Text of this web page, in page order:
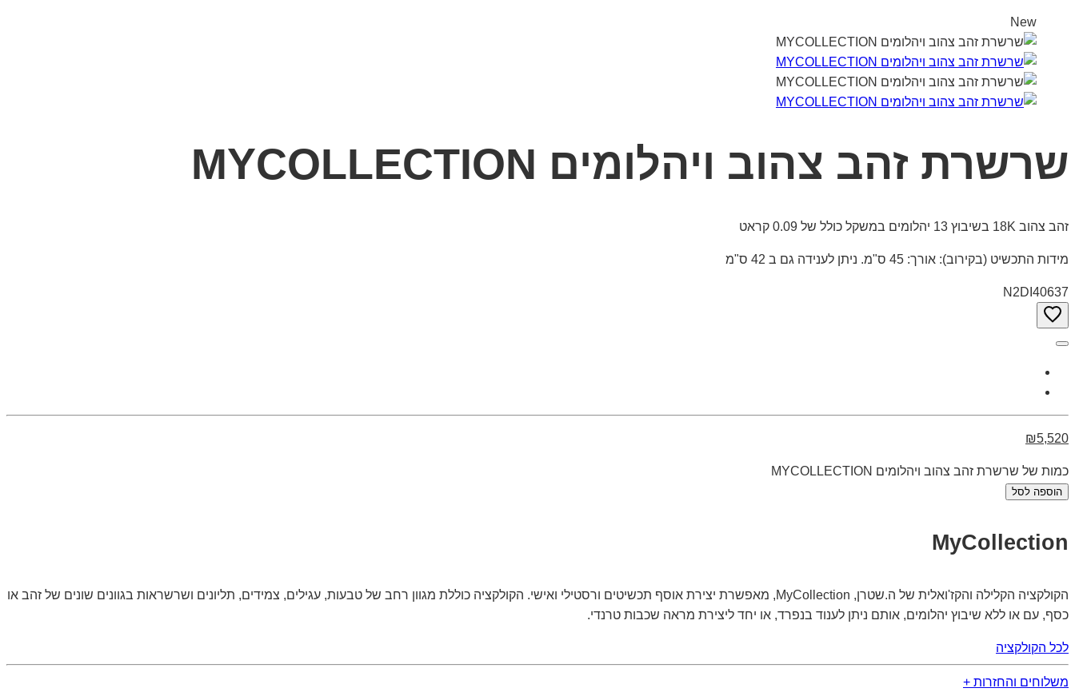
New
שרשרת זהב צהוב ויהלומים MYCOLLECTION
זהב צהוב 18K בשיבוץ 13 יהלומים במשקל כולל של 0.09 קראט
מידות התכשיט (בקירוב): אורך: 45 ס"מ. ניתן לענידה גם ב 42 ס"מ
N2DI40637
₪5,520
כמות של שרשרת זהב צהוב ויהלומים MYCOLLECTION
הוספה לסל
MyCollection
הקולקציה הקלילה והקז'ואלית של ה.שטרן, MyCollection, מאפשרת יצירת אוסף תכשיטים ורסטילי ואישי. הקולקציה כוללת מגוון רחב של טבעות, עגילים, צמידים, תליונים ושרשראות בגוונים שונים של זהב או
כסף, עם או ללא שיבוץ יהלומים, אותם ניתן לענוד בנפרד, או יחד ליצירת מראה שכבות טרנדי.
לכל הקולקציה
משלוחים והחזרות +